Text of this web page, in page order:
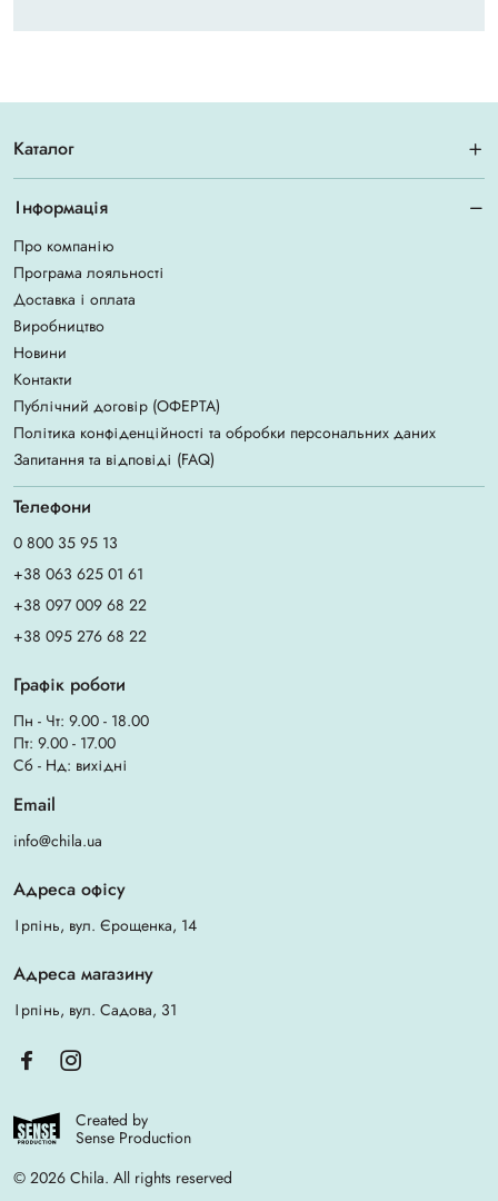
Каталог
Інформація
Про компанію
Програма лояльності
Доставка і оплата
Виробництво
Новини
Контакти
Публічний договір (ОФЕРТА)
Політика конфіденційності та обробки персональних даних
Запитання та відповіді (FAQ)
Телефони
0 800 35 95 13
+38 063 625 01 61
+38 097 009 68 22
+38 095 276 68 22
Графік роботи
Пн - Чт: 9.00 - 18.00
Пт: 9.00 - 17.00
Сб - Нд: вихідні
Email
info@chila.ua
Адреса офісу
Ірпінь, вул. Єрощенка, 14
Адреса магазину
Ірпінь, вул. Садова, 31
Created by
Sense Production
© 2026 Chila. All rights reserved